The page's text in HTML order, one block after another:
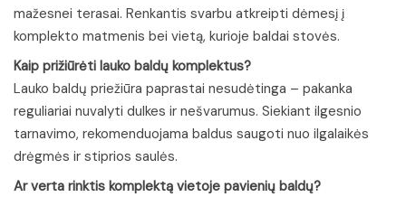
mažesnei terasai. Renkantis svarbu atkreipti dėmesį į
komplekto matmenis bei vietą, kurioje baldai stovės.
Kaip prižiūrėti lauko baldų komplektus?
Lauko baldų priežiūra paprastai nesudėtinga – pakanka
reguliariai nuvalyti dulkes ir nešvarumus. Siekiant ilgesnio
tarnavimo, rekomenduojama baldus saugoti nuo ilgalaikės
drėgmės ir stiprios saulės.
Ar verta rinktis komplektą vietoje pavienių baldų?